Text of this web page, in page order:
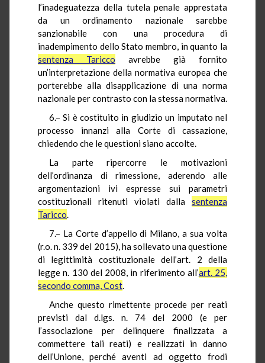
l’inadeguatezza della tutela penale apprestata
da un ordinamento nazionale sarebbe
sanzionabile con una procedura di
inadempimento dello Stato membro, in quanto la
sentenza Taricco avrebbe già fornito
un’interpretazione della normativa europea che
porterebbe alla disapplicazione di una norma
nazionale per contrasto con la stessa normativa.
6.– Si è costituito in giudizio un imputato nel
processo innanzi alla Corte di cassazione,
chiedendo che le questioni siano accolte.
La parte ripercorre le motivazioni
dell’ordinanza di rimessione, aderendo alle
argomentazioni ivi espresse sui parametri
costituzionali ritenuti violati dalla sentenza
Taricco.
7.– La Corte d’appello di Milano, a sua volta
(r.o. n. 339 del 2015), ha sollevato una questione
di legittimità costituzionale dell’art. 2 della
legge n. 130 del 2008, in riferimento all’art. 25,
secondo comma, Cost.
Anche questo rimettente procede per reati
previsti dal d.lgs. n. 74 del 2000 (e per
l’associazione per delinquere finalizzata a
commettere tali reati) e realizzati in danno
dell’Unione, perché aventi ad oggetto frodi